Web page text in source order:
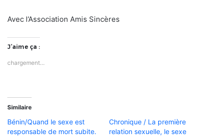
Avec l’Association Amis Sincères
J’aime ça :
chargement…
Similaire
Bénin/Quand le sexe est
responsable de mort subite.
Chronique / La première
relation sexuelle, le sexe